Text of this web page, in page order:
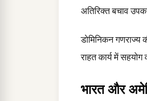
अतिरिक्त बचाव
डोमिनिकन गणराज्य
राहत कार्य में सहयोग
भारत और